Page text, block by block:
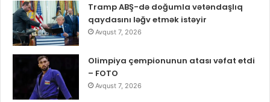
Tramp ABŞ-də doğumla vətəndaşlıq
qaydasını ləğv etmək istəyir
Avqust 7, 2026
Olimpiya çempionunun atası vəfat etdi
– FOTO
Avqust 7, 2026